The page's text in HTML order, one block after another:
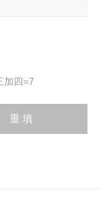
加四=7